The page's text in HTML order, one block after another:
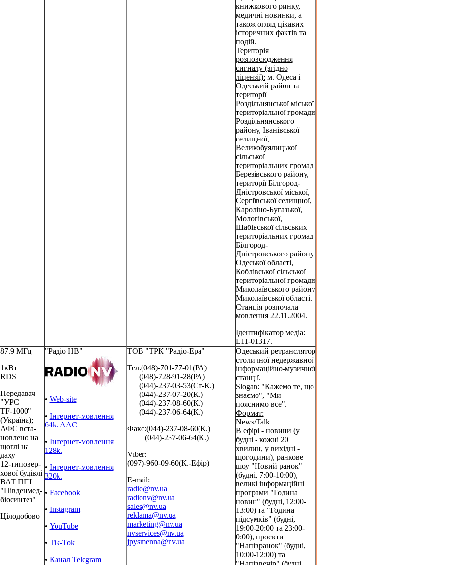
книжкового ринку,
медичні новинки, а
також огляд цікавих
історичних фактів та
подій.
Територія
розповсюдження
сигналу (згідно
ліцензії): м. Одеса і
Одеський район та
території
Роздільнянської міської
територіальної громади
Роздільнянського
району, Іванівської
селищної,
Великобуялицької
сільської
територіальних громад
Березівського району,
території Білгород-
Дністровської міської,
Сергіївської селищної,
Кароліно-Бугазької,
Мологівської,
Шабівської сільських
територіальних громад
Білгород-
Дністровського району
Одеської області,
Коблівської сільської
територіальної громади
Миколаївського району
Миколаївської області.
Станція розпочала
мовлення 22.11.2004.
Ідентифікатор медіа:
L11-01317.
87.9 МГц
1кВт
RDS
Передавач
"УРС
TF-1000"
(Україна);
АФС вста-
новлено на
щоглі на
даху
12-типовер-
хової будівлі
ВАТ ППІ
"Південмед-
біосинтез"
Цілодобово
"Радіо НВ"
• Web-site
• Інтернет-мовлення
64k. AAC
• Інтернет-мовлення
128k.
• Інтернет-мовлення
320k.
• Facebook
• Instagram
• YouTube
• Tik-Tok
• Канал Telegram
ТОВ "ТРК "Радіо-Ера"
Тел:(048)-701-77-01(РА)
(048)-728-91-28(РА)
(044)-237-03-53(Ст-К.)
(044)-237-07-20(К.)
(044)-237-08-60(К.)
(044)-237-06-64(К.)
Факс:(044)-237-08-60(К.)
(044)-237-06-64(К.)
Viber:
(097)-960-09-60(К.-Ефір)
E-mail:
radio@nv.ua
radionv@nv.ua
sales@nv.ua
reklama@nv.ua
marketing@nv.ua
nvservices@nv.ua
jpysmenna@nv.ua
Одеський ретранслятор
столичної недержавної
інформаційно-музичної
станції.
Slogan: "Кажемо те, що
знаємо", "Ми
пояснимо все".
Формат:
News/Talk.
В ефірі - новини (у
будні - кожні 20
хвилин, у вихідні -
щогодини), ранкове
шоу "Новий ранок"
(будні, 7:00-10:00),
великі інформаційні
програми "Година
новин" (будні, 12:00-
13:00) та "Година
підсумків" (будні,
19:00-20:00 та 23:00-
0:00), проекти
"Напівранок" (будні,
10:00-12:00) та
"Напіввечір" (будні,